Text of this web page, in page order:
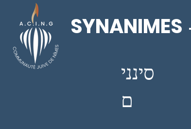
SYNANIMES
סינני
ם